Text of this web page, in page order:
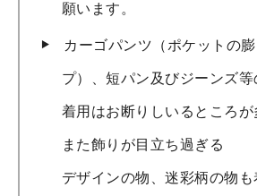
願います。
カーゴパンツ（ポケットの
プ）、短パン及びジーンズ等
着用はお断りしいるところが
また飾りが目立ち過ぎる
デザインの物、迷彩柄の物